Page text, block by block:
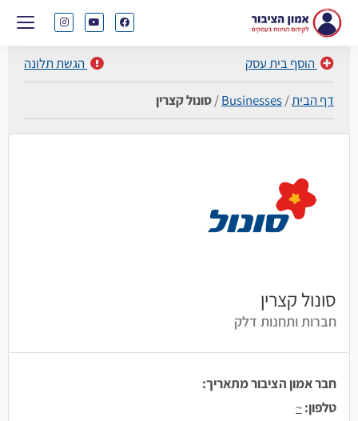
הוסף בית עסק הגשת תלונה
דף הבית/
Businesses
/סונול קצרין
סונול קצרין
חברות ותחנות דלק
חבר אמון הציבור מתאריך:
טלפון:~